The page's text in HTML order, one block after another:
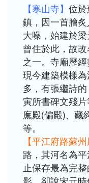
【寒山寺】 位
鎮，因一首膾
大噪，始建於
曾住於此，故
之一。寺廟歷
現今建築模樣
多，有張繼詩
寅所書碑文殘片
廡殿(偏殿)、藏
等。
【平江府路蘇州
路，其河名為
止保存最為完